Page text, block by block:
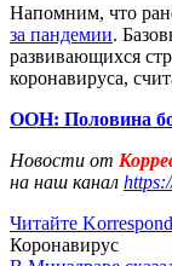
Напомним, что
за пандемии.
развивающихся
коронавируса,
ООН: Половина
Новости от
на наш канал
Читайте
Коронавирус